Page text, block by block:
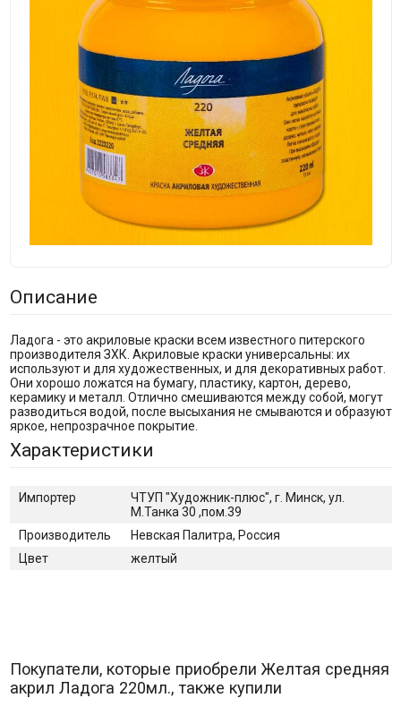
Описание
Ладога - это акриловые краски всем известного питерского
производителя ЗХК. Акриловые краски универсальны: их
используют и для художественных, и для декоративных работ.
Они хорошо ложатся на бумагу, пластику, картон, дерево,
керамику и металл. Отлично смешиваются между собой, могут
разводиться водой, после высыхания не смываются и образуют
яркое, непрозрачное покрытие.
Характеристики
Импортер
ЧТУП "Художник-плюс", г. Минск, ул.
М.Танка 30 ,пом.39
Производитель
Невская Палитра, Россия
Цвет
желтый
Покупатели, которые приобрели Желтая средняя
акрил Ладога 220мл., также купили